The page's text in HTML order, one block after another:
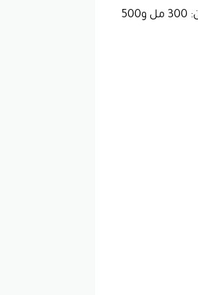
يمكن استخدام شامبو جونسون للأطفال القطرات اللامعة للأطفال من جميع الأعمار. يتوفر الشامبو في حجمين مختلفين: 300 مل و500